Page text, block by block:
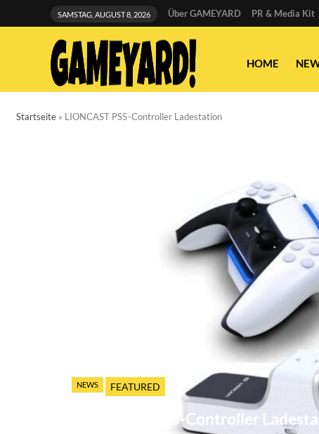
SAMSTAG, AUGUST 8, 2026 Über GAMEYARD PR & Media Kit
HOME
Startseite » LIONCAST PS5-Controller Ladestation
NEWS FEATURED
LIONCAST PS5-Controller